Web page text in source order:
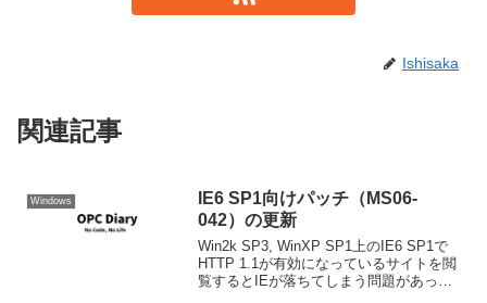
Ishisaka
関連記事
Windows
IE6 SP1向けパッチ（MS06-
042）の更新
Win2k SP3, WinXP SP1上のIE6 SP1で
HTTP 1.1が有効になっているサイトを閲
覧するとIEが落ちてしまう問題があった